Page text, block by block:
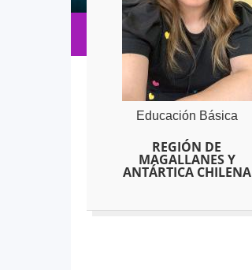
Educación Básica
REGIÓN DE
MAGALLANES Y
ANTÁRTICA CHILENA